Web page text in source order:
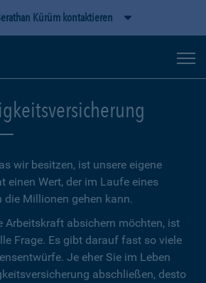
Kürüm kontaktieren
wir besitzen, ist unsere eigene
einen Wert, der im Laufe eines
die Millionen gehen kann.
Arbeitskraft absichern möchten, ist
Frage. Es gibt darauf fast so viele
Je eher Sie im Leben
abschließen, desto